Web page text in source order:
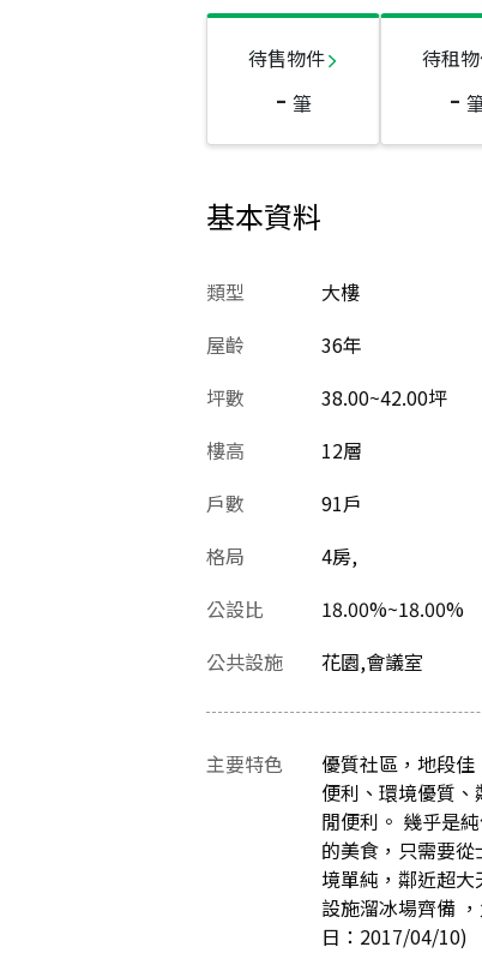
待售物件
- 筆
待租
-
基本資料
類型
大樓
屋齡
36年
坪數
38.00~42.00坪
樓高
12層
戶數
91戶
格局
4房,
公設比
18.00%~18.00%
公共設施 花園,會議室
主要特色
優質社區，地段
便利、環境優質
閒便利。 幾乎是
的美食，只需要
境單純，鄰近超
設施溜冰場齊備
日：2017/04/10)